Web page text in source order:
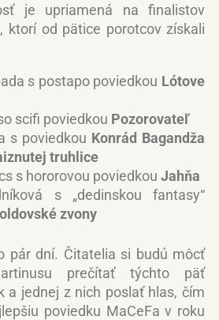
je upriamená na finalistov
ktorí od pätice porotcov získali
s postapo poviedkou Lótove
scifi poviedkou Pozorovateľ
s poviedkou Konrád Bagandža
truhlice
s hororovou poviedkou Jahňa
s „dedinskou fantasy“
zvony
pár dní. Čitatelia si budú môcť
prečítať týchto päť
a jednej z nich poslať hlas, čím
poviedku MaCeFa v roku